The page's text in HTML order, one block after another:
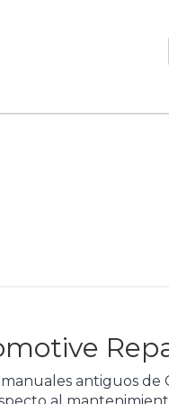
antiguos